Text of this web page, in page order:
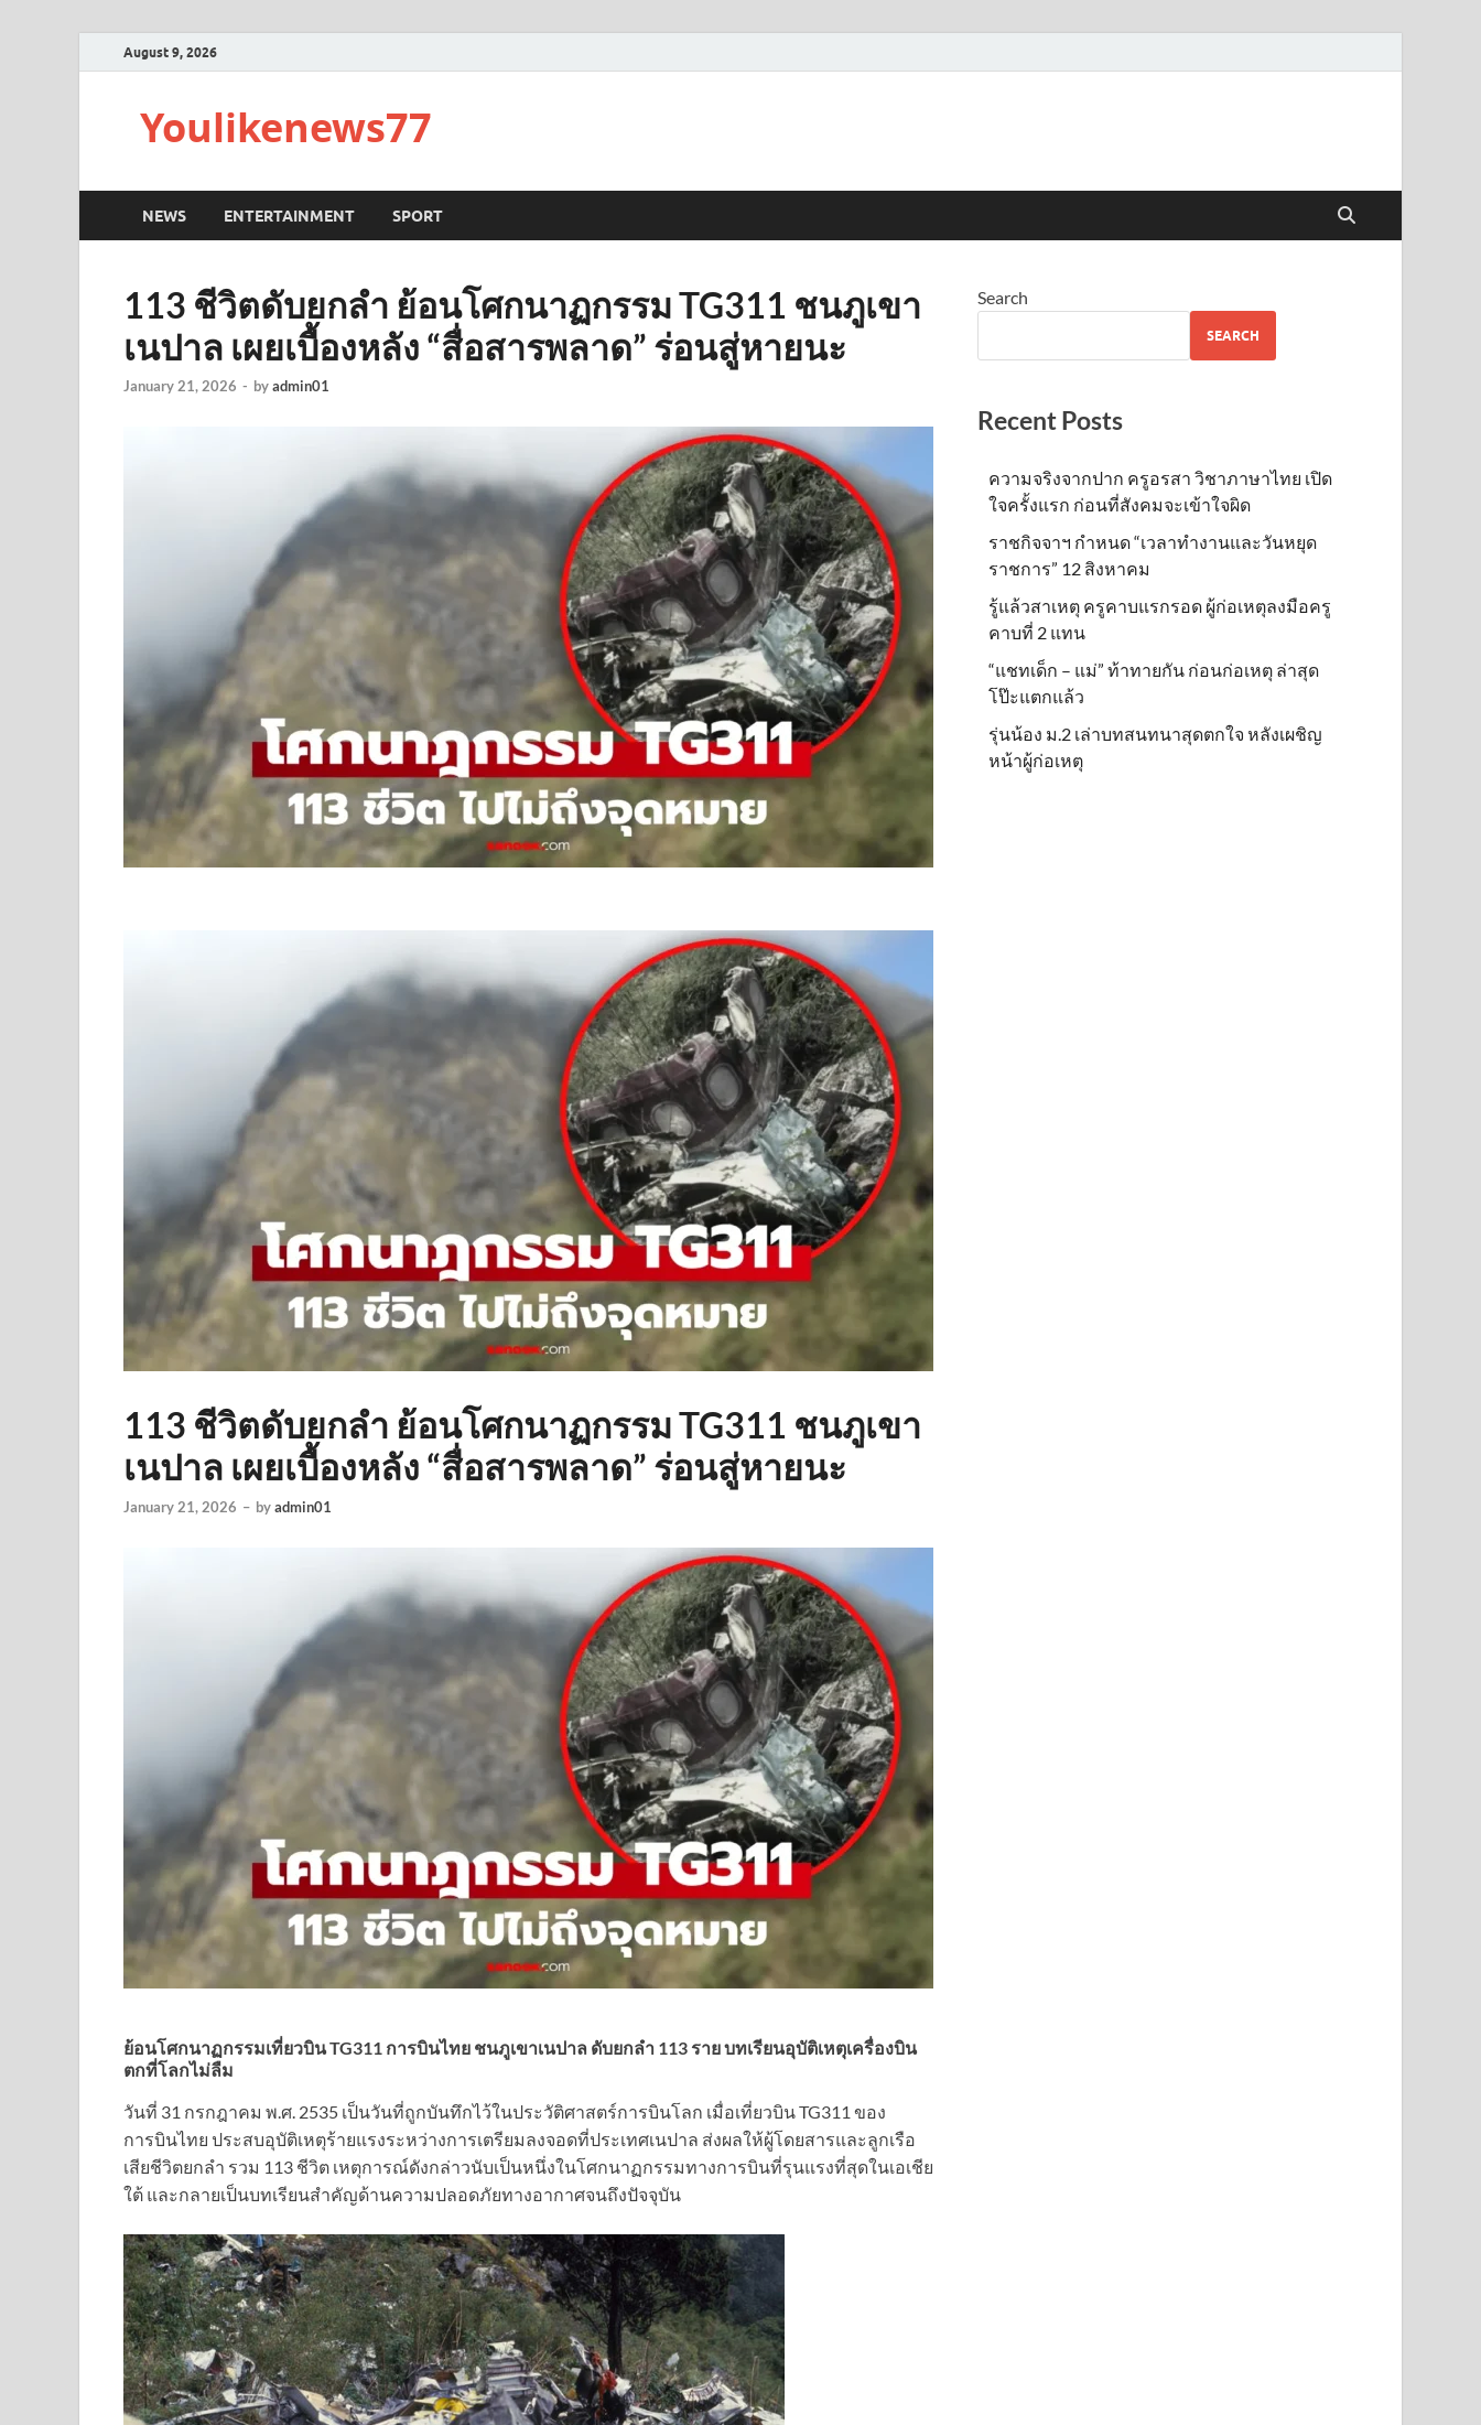
August 9, 2026
Youlikenews77
NEWS ENTERTAINMENT SPORT
113 ชีวิตดับยกลำ ย้อนโศกนาฏกรรม TG311 ชนภูเขา
เนปาล เผยเบื้องหลัง “สื่อสารพลาด” ร่อนสู่หายนะ
January 21, 2026 - byadmin01
113 ชีวิตดับยกลำ ย้อนโศกนาฏกรรม TG311 ชนภูเขา
เนปาล เผยเบื้องหลัง “สื่อสารพลาด” ร่อนสู่หายนะ
January 21, 2026 – byadmin01
ย้อนโศกนาฏกรรมเที่ยวบิน TG311 การบินไทย ชนภูเขาเนปาล ดับยกลำ 113 ราย บทเรียนอุบัติเหตุเครื่องบิน
ตกที่โลกไม่ลืม
วันที่ 31 กรกฎาคม พ.ศ. 2535 เป็นวันที่ถูกบันทึกไว้ในประวัติศาสตร์การบินโลก เมื่อเที่ยวบิน TG311 ของ
การบินไทย ประสบอุบัติเหตุร้ายแรงระหว่างการเตรียมลงจอดที่ประเทศเนปาล ส่งผลให้ผู้โดยสารและลูกเรือ
เสียชีวิตยกลำ รวม 113 ชีวิต เหตุการณ์ดังกล่าวนับเป็นหนึ่งในโศกนาฏกรรมทางการบินที่รุนแรงที่สุดในเอเชีย
ใต้ และกลายเป็นบทเรียนสำคัญด้านความปลอดภัยทางอากาศจนถึงปัจจุบัน
Search
SEARCH
Recent Posts
ความจริงจากปาก ครูอรสา วิชาภาษาไทย เปิด
ใจครั้งแรก ก่อนที่สังคมจะเข้าใจผิด
ราชกิจจาฯ กำหนด “เวลาทำงานและวันหยุด
ราชการ” 12 สิงหาคม
รู้แล้วสาเหตุ ครูคาบแรกรอด ผู้ก่อเหตุลงมือครู
คาบที่ 2 แทน
“แชทเด็ก – แม่” ท้าทายกัน ก่อนก่อเหตุ ล่าสุด
โป๊ะแตกแล้ว
รุ่นน้อง ม.2 เล่าบทสนทนาสุดตกใจ หลังเผชิญ
หน้าผู้ก่อเหตุ